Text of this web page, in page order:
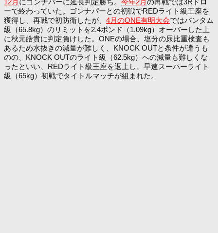
12月 にゴンナパーに延長判定勝ち。 今年2月の再戦では3Rドロ
ーで終わっていた。ゴンナパーとの初戦でREDライト級王座を
獲得し、再戦で初防衛したが、 4月のONE有明大会ではバンタム
級（65.8kg）のリミットを2.4ポンド（1.09kg）オーバーした上
に秋元皓貴に判定負けした。ONEの場合、塩分の尿比重検査も
あるため水抜きの減量が難しく、KNOCK OUTと条件が違うも
のの、KNOCK OUTのライト級（62.5kg）への減量も難しくな
ったといい、REDライト級王座を返上し、早速スーパーライト
級（65kg）初戦でタイトルマッチが組まれた。